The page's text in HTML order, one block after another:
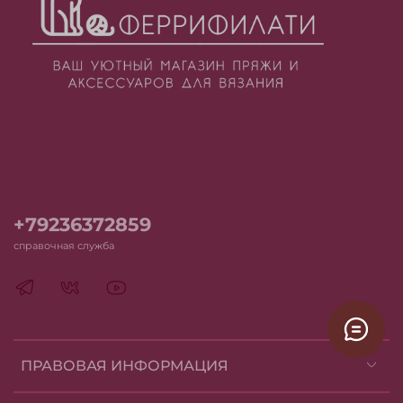
ПРАВОВАЯ ИНФОРМАЦИЯ
+79236372859
справочная служба